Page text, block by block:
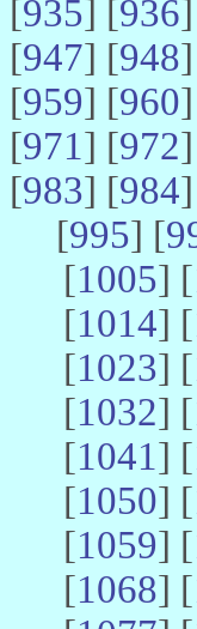
[935] [936
[947] [948
[959] [960
[971] [972
[983] [984
[995] [
[1005] [
[1014] [
[1023] [
[1032] [
[1041] [
[1050] [
[1059] [
[1068] [